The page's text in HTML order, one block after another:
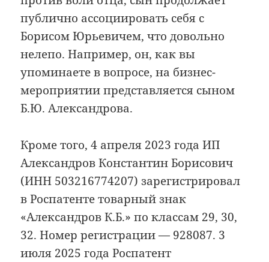
публично ассоциировать себя с
Борисом Юрьевичем, что довольно
нелепо. Например, он, как вы
упоминаете в вопросе, на бизнес-
мероприятии представляется сыном
Б.Ю. Александрова.
Кроме того, 4 апреля 2023 года ИП
Александров Константин Борисович
(ИНН 503216774207) зарегистрировал
в Роспатенте товарный знак
«Александров К.Б.» по классам 29, 30,
32. Номер регистрации — 928087. 3
июля 2025 года Роспатент